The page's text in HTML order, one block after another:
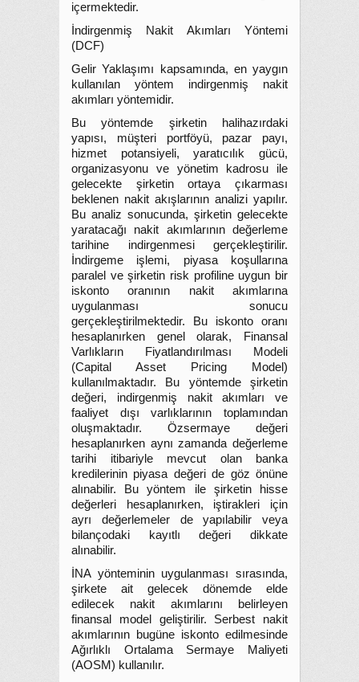
içermektedir.
İndirgenmiş Nakit Akımları Yöntemi
(DCF)
Gelir Yaklaşımı kapsamında, en yaygın
kullanılan yöntem indirgenmiş nakit
akımları yöntemidir.
Bu yöntemde şirketin halihazırdaki
yapısı, müşteri portföyü, pazar payı,
hizmet potansiyeli, yaratıcılık gücü,
organizasyonu ve yönetim kadrosu ile
gelecekte şirketin ortaya çıkarması
beklenen nakit akışlarının analizi yapılır.
Bu analiz sonucunda, şirketin gelecekte
yaratacağı nakit akımlarının değerleme
tarihine indirgenmesi gerçekleştirilir.
İndirgeme işlemi, piyasa koşullarına
paralel ve şirketin risk profiline uygun bir
iskonto oranının nakit akımlarına
uygulanması sonucu
gerçekleştirilmektedir. Bu iskonto oranı
hesaplanırken genel olarak, Finansal
Varlıkların Fiyatlandırılması Modeli
(Capital Asset Pricing Model)
kullanılmaktadır. Bu yöntemde şirketin
değeri, indirgenmiş nakit akımları ve
faaliyet dışı varlıklarının toplamından
oluşmaktadır. Özsermaye değeri
hesaplanırken aynı zamanda değerleme
tarihi itibariyle mevcut olan banka
kredilerinin piyasa değeri de göz önüne
alınabilir. Bu yöntem ile şirketin hisse
değerleri hesaplanırken, iştirakleri için
ayrı değerlemeler de yapılabilir veya
bilançodaki kayıtlı değeri dikkate
alınabilir.
İNA yönteminin uygulanması sırasında,
şirkete ait gelecek dönemde elde
edilecek nakit akımlarını belirleyen
finansal model geliştirilir. Serbest nakit
akımlarının bugüne iskonto edilmesinde
Ağırlıklı Ortalama Sermaye Maliyeti
(AOSM) kullanılır.